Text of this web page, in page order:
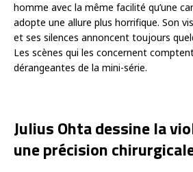
homme avec la même facilité qu’une
adopte une allure plus horrifique. Son
et ses silences annoncent toujours
Les scènes qui les concernent
dérangeantes de la mini-série.
Julius Ohta dessine la
une précision